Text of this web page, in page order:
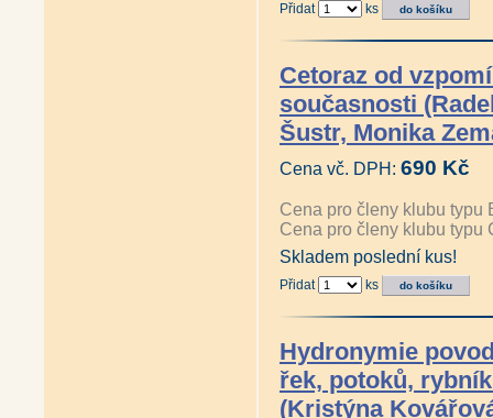
Přidat ks
Cetoraz od
současnosti
Šustr, Monika
Cena vč. DPH: 690 Kč
Cena pro členy klubu typu
Cena pro členy klubu typu
Skladem poslední kus!
Přidat ks
Hydronymie
řek, potoků,
(Kristýna